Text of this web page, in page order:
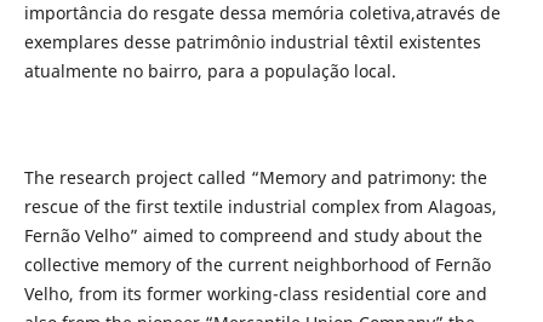
importância do resgate dessa memória coletiva,através de
exemplares desse patrimônio industrial têxtil existentes
atualmente no bairro, para a população local.
The research project called “Memory and patrimony: the
rescue of the first textile industrial complex from Alagoas,
Fernão Velho” aimed to compreend and study about the
collective memory of the current neighborhood of Fernão
Velho, from its former working-class residential core and